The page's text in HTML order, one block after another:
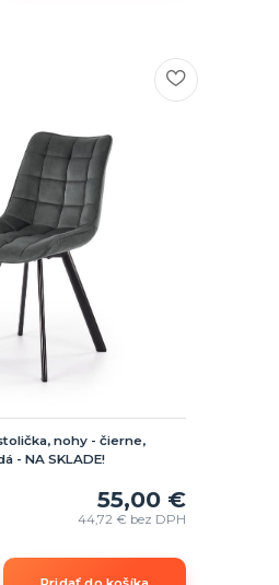
nohy - čierne,
- NA SKLADE!
55,00 €
44,72 € bez DPH